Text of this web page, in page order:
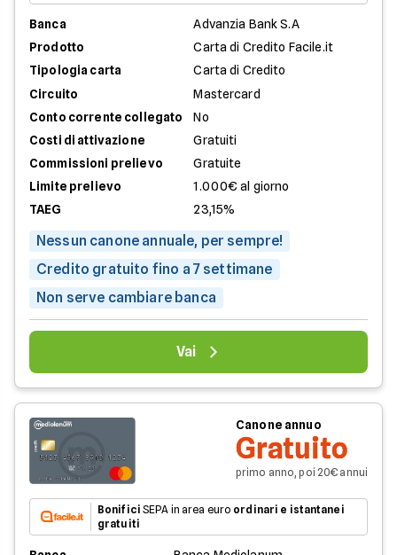
Banca
Advanzia Bank S.A
Prodotto
Carta di Credito Facile.it
Tipologia carta
Carta di Credito
Circuito
Mastercard
Conto corrente collegato
No
Costi di attivazione
Gratuiti
Commissioni prelievo
Gratuite
Limite prelievo
1.000€ al giorno
TAEG
23,15%
Nessun canone annuale, per sempre!
Credito gratuito fino a 7 settimane
Non serve cambiare banca
Vai
Canone annuo
Gratuito
primo anno, poi 20€ annui
Bonifici SEPA in area euro ordinari e istantanei
gratuiti